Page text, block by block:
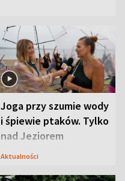
Joga przy szumie wody
i śpiewie ptaków. Tylko
nad Jeziorem
Tarnobrzeskim
Aktualności